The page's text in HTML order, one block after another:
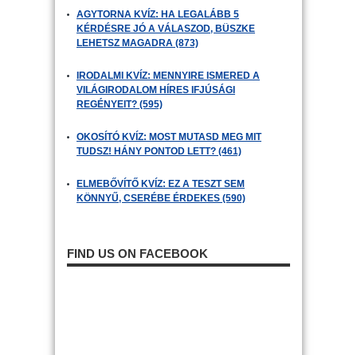
AGYTORNA KVÍZ: HA LEGALÁBB 5
KÉRDÉSRE JÓ A VÁLASZOD, BÜSZKE
LEHETSZ MAGADRA (873)
IRODALMI KVÍZ: MENNYIRE ISMERED A
VILÁGIRODALOM HÍRES IFJÚSÁGI
REGÉNYEIT? (595)
OKOSÍTÓ KVÍZ: MOST MUTASD MEG MIT
TUDSZ! HÁNY PONTOD LETT? (461)
ELMEBŐVÍTŐ KVÍZ: EZ A TESZT SEM
KÖNNYŰ, CSERÉBE ÉRDEKES (590)
FIND US ON FACEBOOK